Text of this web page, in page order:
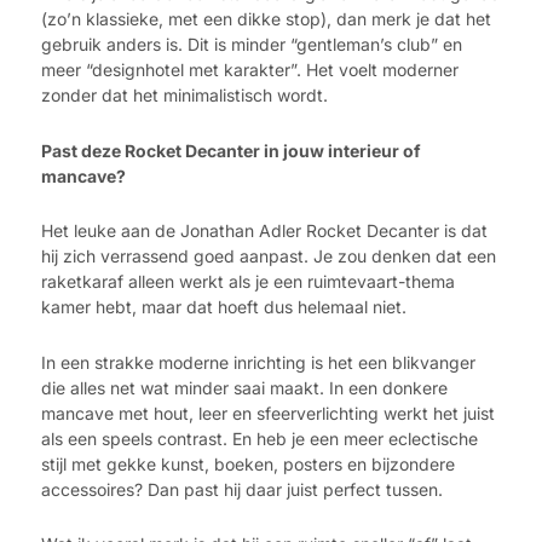
(zo’n klassieke, met een dikke stop), dan merk je dat het
gebruik anders is. Dit is minder “gentleman’s club” en
meer “designhotel met karakter”. Het voelt moderner
zonder dat het minimalistisch wordt.
Past deze Rocket Decanter in jouw interieur of
mancave?
Het leuke aan de Jonathan Adler Rocket Decanter is dat
hij zich verrassend goed aanpast. Je zou denken dat een
raketkaraf alleen werkt als je een ruimtevaart-thema
kamer hebt, maar dat hoeft dus helemaal niet.
In een strakke moderne inrichting is het een blikvanger
die alles net wat minder saai maakt. In een donkere
mancave met hout, leer en sfeerverlichting werkt het juist
als een speels contrast. En heb je een meer eclectische
stijl met gekke kunst, boeken, posters en bijzondere
accessoires? Dan past hij daar juist perfect tussen.